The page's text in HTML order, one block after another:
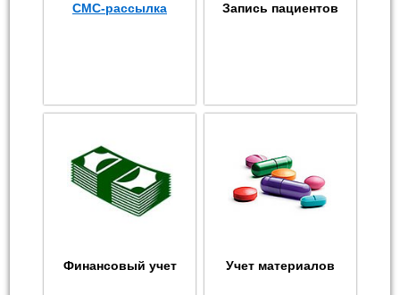
СМС-рассылка Запись пациентов
Финансовый учет Учет материалов